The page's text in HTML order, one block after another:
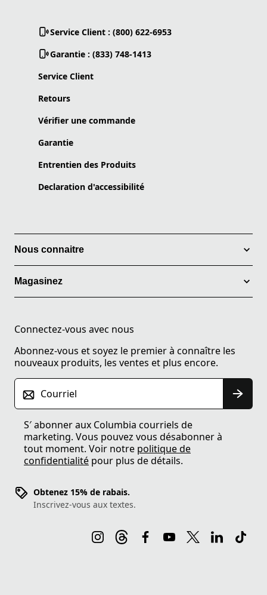
Service Client : (800) 622-6953
Garantie : (833) 748-1413
Service Client
Retours
Vérifier une commande
Garantie
Entrentien des Produits
Declaration d'accessibilité
Nous connaitre
Magasinez
Connectez-vous avec nous
Abonnez-vous et soyez le premier à connaître les
nouveaux produits, les ventes et plus encore.
Courriel
S′ abonner aux Columbia courriels de
marketing. Vous pouvez vous désabonner à
tout moment. Voir notre politique de
confidentialité pour plus de détails.
Obtenez 15% de rabais.
Inscrivez-vous aux textes.